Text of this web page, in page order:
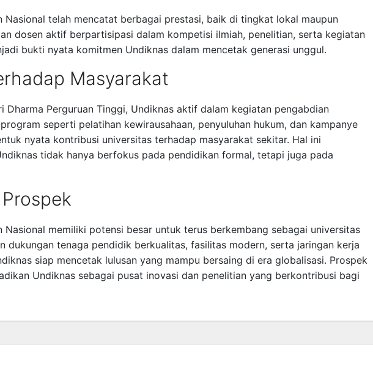
Nasional telah mencatat berbagai prestasi, baik di tingkat lokal maupun
dosen aktif berpartisipasi dalam kompetisi ilmiah, penelitian, serta kegiatan
bukti nyata komitmen Undiknas dalam mencetak generasi unggul.
Masyarakat
Dharma Perguruan Tinggi, Undiknas aktif dalam kegiatan pengabdian
seperti pelatihan kewirausahaan, penyuluhan hukum, dan kampanye
nyata kontribusi universitas terhadap masyarakat sekitar. Hal ini
tidak hanya berfokus pada pendidikan formal, tetapi juga pada
Nasional memiliki potensi besar untuk terus berkembang sebagai universitas
dukungan tenaga pendidik berkualitas, fasilitas modern, serta jaringan kerja
siap mencetak lulusan yang mampu bersaing di era globalisasi. Prospek
Undiknas sebagai pusat inovasi dan penelitian yang berkontribusi bagi